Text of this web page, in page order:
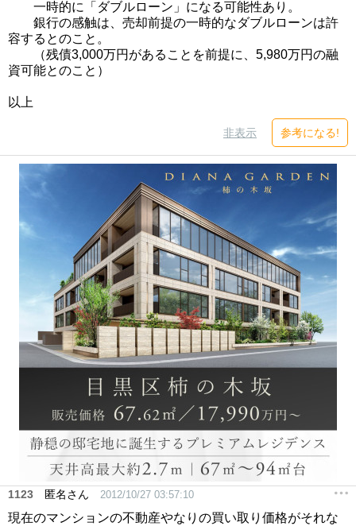
一時的に「ダブルローン」になる可能性あり。
銀行の感触は、売却前提の一時的なダブルローンは許
容するとのこと。
（残債3,000万円があることを前提に、5,980万円の融
資可能とのこと）
以上
非表示 参考になる!
1123 匿名さん 2012/10/27 03:57:10
現在のマンションの不動産やなりの買い取り価格がそれな